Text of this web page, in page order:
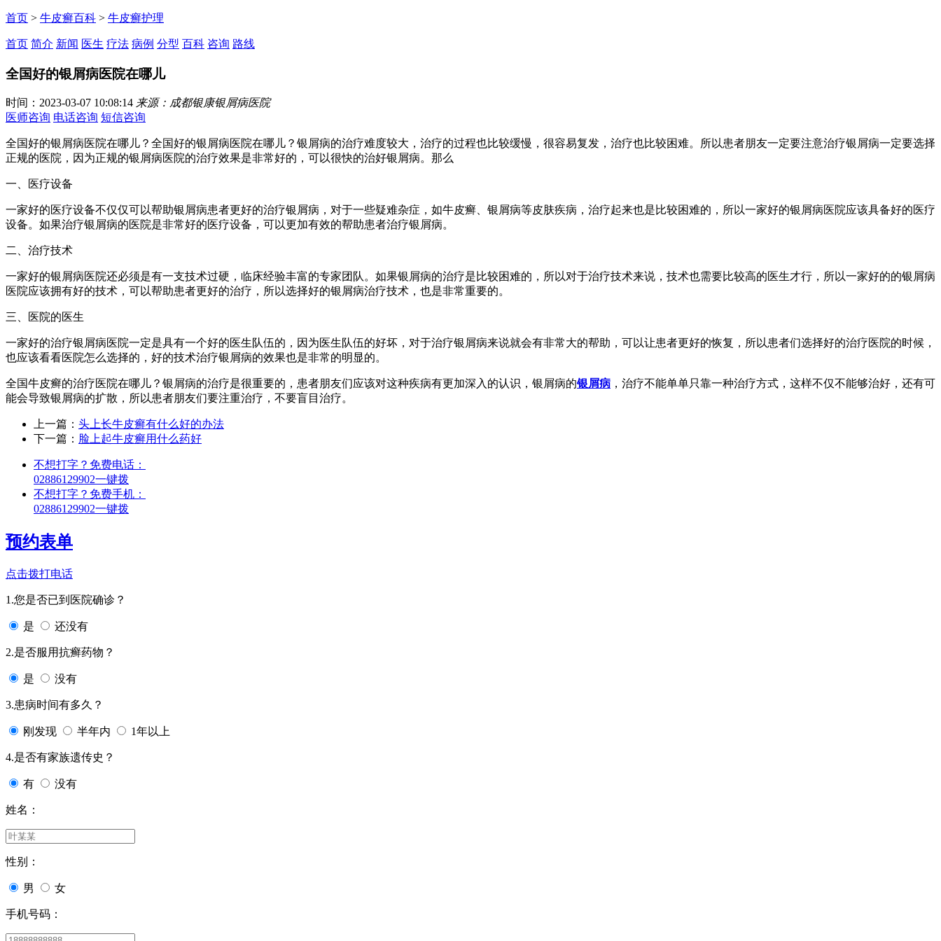
首页 > 牛皮癣百科 > 牛皮癣护理
首页 简介 新闻 医生 疗法 病例 分型 百科 咨询 路线
全国好的银屑病医院在哪儿
时间：2023-03-07 10:08:14 来源：成都银康银屑病医院
医师咨询 电话咨询 短信咨询
全国好的银屑病医院在哪儿？全国好的银屑病医院在哪儿？银屑病的治疗难度较大，治疗的过程也比较缓慢，很容易复发，治疗也比较困难。所以患者朋友一定要注意治疗银屑病一定要选择
正规的医院，因为正规的银屑病医院的治疗效果是非常好的，可以很快的治好银屑病。那么
一、医疗设备
一家好的医疗设备不仅仅可以帮助银屑病患者更好的治疗银屑病，对于一些疑难杂症，如牛皮癣、银屑病等皮肤疾病，治疗起来也是比较困难的，所以一家好的银屑病医院应该具备好的医疗
设备。如果治疗银屑病的医院是非常好的医疗设备，可以更加有效的帮助患者治疗银屑病。
二、治疗技术
一家好的银屑病医院还必须是有一支技术过硬，临床经验丰富的专家团队。如果银屑病的治疗是比较困难的，所以对于治疗技术来说，技术也需要比较高的医生才行，所以一家好的的银屑病
医院应该拥有好的技术，可以帮助患者更好的治疗，所以选择好的银屑病治疗技术，也是非常重要的。
三、医院的医生
一家好的治疗银屑病医院一定是具有一个好的医生队伍的，因为医生队伍的好坏，对于治疗银屑病来说就会有非常大的帮助，可以让患者更好的恢复，所以患者们选择好的治疗医院的时候，
也应该看看医院怎么选择的，好的技术治疗银屑病的效果也是非常的明显的。
全国牛皮癣的治疗医院在哪儿？银屑病的治疗是很重要的，患者朋友们应该对这种疾病有更加深入的认识，银屑病的银屑病 ，治疗不能单单只靠一种治疗方式，这样不仅不能够治好，还有可
能会导致银屑病的扩散，所以患者朋友们要注重治疗，不要盲目治疗。
上一篇： 头上长牛皮癣有什么好的办法
下一篇： 脸上起牛皮癣用什么药好
不想打字？免费电话：
02886129902一键拨
不想打字？免费手机：
02886129902一键拨
预约表单
点击拨打电话
1.您是否已到医院确诊？
是 还没有
2.是否服用抗癣药物？
是 没有
3.患病时间有多久？
刚发现 半年内 1年以上
4.是否有家族遗传史？
有 没有
姓名：
性别：
男 女
手机号码：